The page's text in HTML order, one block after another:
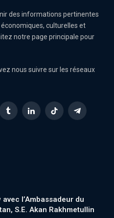
des informations pertinentes
culturelles et
notre page principale pour
nous suivre sur les réseaux
TumblrLinkedInTikTok Telegram
avec l’Ambassadeur du
S.E. Akan Rakhmetullin